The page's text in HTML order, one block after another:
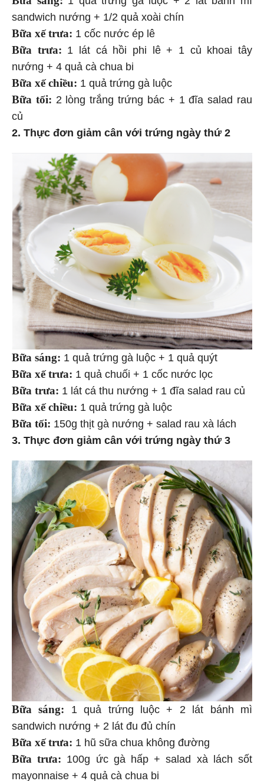
sandwich nướng + 1/2 quả xoài chín
Bữa xế trưa: 1 cốc nước ép lê
Bữa trưa: 1 lát cá hồi phi lê + 1 củ khoai tây
nướng + 4 quả cà chua bi
Bữa xế chiều: 1 quả trứng gà luộc
Bữa tối: 2 lòng trắng trứng bác + 1 đĩa salad rau
củ
2. Thực đơn giảm cân với trứng ngày thứ 2
Bữa sáng: 1 quả trứng gà luộc + 1 quả quýt
Bữa xế trưa: 1 quả chuối + 1 cốc nước lọc
Bữa trưa: 1 lát cá thu nướng + 1 đĩa salad rau củ
Bữa xế chiều: 1 quả trứng gà luộc
Bữa tối: 150g thịt gà nướng + salad rau xà lách
3. Thực đơn giảm cân với trứng ngày thứ 3
Bữa sáng: 1 quả trứng luộc + 2 lát bánh mì
sandwich nướng + 2 lát đu đủ chín
Bữa xế trưa: 1 hũ sữa chua không đường
Bữa trưa: 100g ức gà hấp + salad xà lách sốt
mayonnaise + 4 quả cà chua bi